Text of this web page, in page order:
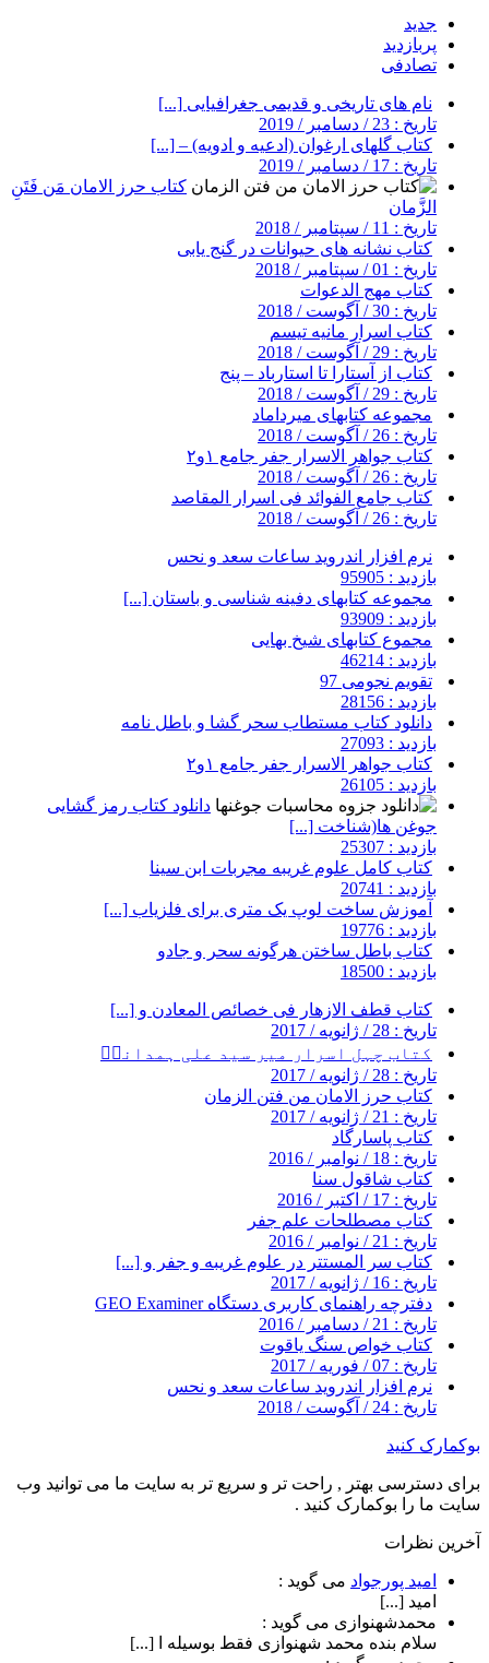
جدید
پربازدید
تصادفی
نام های تاریخی و قدیمی جغرافیایی [...]
تاریخ : 23 / دسامبر / 2019
کتاب گلهای ارغوان (ادعیه و ادویه) – [...]
تاریخ : 17 / دسامبر / 2019
کتاب حرز الامان مَن فَتَنِ
الزَّمان
تاریخ : 11 / سپتامبر / 2018
کتاب نشانه های حیوانات در گنج یابی
تاریخ : 01 / سپتامبر / 2018
کتاب مهج الدعوات
تاریخ : 30 / آگوست / 2018
کتاب اسرار مانیه تیسم
تاریخ : 29 / آگوست / 2018
کتاب از آستارا تا استارباد – پنج
تاریخ : 29 / آگوست / 2018
مجموعه کتابهای میرداماد
تاریخ : 26 / آگوست / 2018
کتاب جواهر الاسرار جفر جامع ۱و۲
تاریخ : 26 / آگوست / 2018
کتاب جامع الفوائد فی اسرار المقاصد
تاریخ : 26 / آگوست / 2018
نرم افزار اندروید ساعات سعد و نحس
بازدید : 95905
مجموعه کتابهای دفینه شناسی و باستان [...]
بازدید : 93909
مجموع کتابهای شیخ بهایی
بازدید : 46214
تقویم نجومی 97
بازدید : 28156
دانلود کتاب مستطاب سحر گشا و باطل نامه
بازدید : 27093
کتاب جواهر الاسرار جفر جامع ۱و۲
بازدید : 26105
دانلود کتاب رمز گشایی
جوغن ها(شناخت [...]
بازدید : 25307
کتاب کامل علوم غریبه مجربات ابن سینا
بازدید : 20741
آموزش ساخت لوپ یک متری برای فلزیاب [...]
بازدید : 19776
کتاب باطل ساختن هرگونه سحر و جادو
بازدید : 18500
کتاب قطف الازهار فی خصائص المعادن و [...]
تاریخ : 28 / ژانویه / 2017
کتاب چہل اسرار میر سید علی ہمدانیؒ
تاریخ : 28 / ژانویه / 2017
کتاب حرز الامان من فتن الزمان
تاریخ : 21 / ژانویه / 2017
کتاب پاسارگاد
تاریخ : 18 / نوامبر / 2016
کتاب شاقول سنا
تاریخ : 17 / اکتبر / 2016
کتاب مصطلحات علم جفر
تاریخ : 21 / نوامبر / 2016
کتاب سر المستتر در علوم غریبه و جفر و [...]
تاریخ : 16 / ژانویه / 2017
دفترچه راهنمای کاربری دستگاه GEO Examiner
تاریخ : 21 / دسامبر / 2016
کتاب خواص سنگ یاقوت
تاریخ : 07 / فوریه / 2017
نرم افزار اندروید ساعات سعد و نحس
تاریخ : 24 / آگوست / 2018
بوکمارک کنید
برای دسترسی بهتر , راحت تر و سریع تر به سایت ما می توانید وب
سایت ما را بوکمارک کنید .
آخرین نظرات
امید پورجواد می گوید :
امید [...]
محمدشهنوازی می گوید :
سلام بنده محمد شهنوازی فقط بوسیله ا [...]